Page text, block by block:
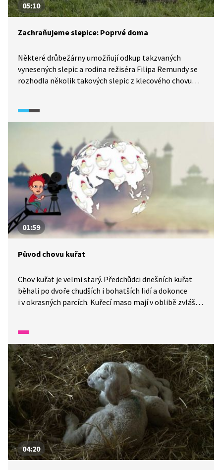
05:10
Zachraňujeme slepice: Poprvé doma
Některé drůbežárny umožňují odkup takzvaných
vynesených slepic a rodina režiséra Filipa Remundy se
rozhodla několik takových slepic z klecového chovu
a doufají, že se jim u nich bude dařit.
01:59
Původ chovu kuřat
Chov kuřat je velmi starý. Předchůdci dnešních kuřat
běhali po dvoře chudších i bohatších lidí a dokonce
i v okrasných parcích. Kuřecí maso mají v oblibě zvláště
04:20